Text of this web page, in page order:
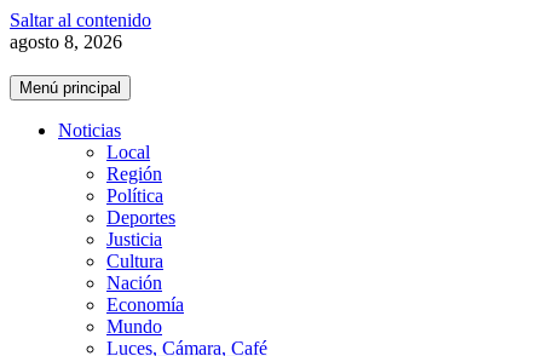
Saltar al contenido
agosto 8, 2026
Menú principal
Noticias
Local
Región
Política
Deportes
Justicia
Cultura
Nación
Economía
Mundo
Luces, Cámara, Café